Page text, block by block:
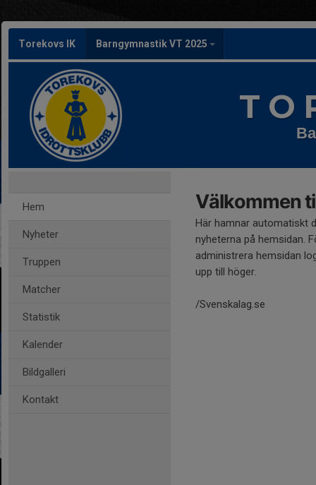
Torekovs IK Barngymnastik VT 2025
T O
Hem
Nyheter
Truppen
Matcher
Statistik
Kalender
Bildgalleri
Kontakt
Välkommen
Här hamnar automatiskt
nyheterna på hemsidan.
administrera hemsidan
upp till höger.
/Svenskalag.se